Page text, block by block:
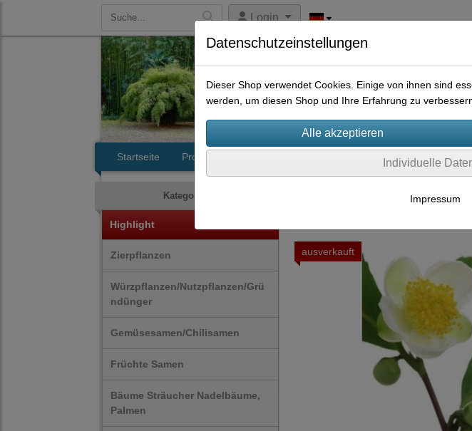
Login
Startseite Produkte
Kategorien
Highlight
Zierpflanzen
Würzpflanzen/Nutzpflanzen/Grü
ndünger
Gemüsesamen/Chilisamen
Früchte Samen
Bäume Sträucher Nadelbäume,
Palmen
ausverkauft
Datenschutzeinstellungen
Dieser Shop verwendet Cookies. Einige von ihnen sind
werden, um diesen Shop und Ihre Erfahrung zu
Individuelle
Impressum